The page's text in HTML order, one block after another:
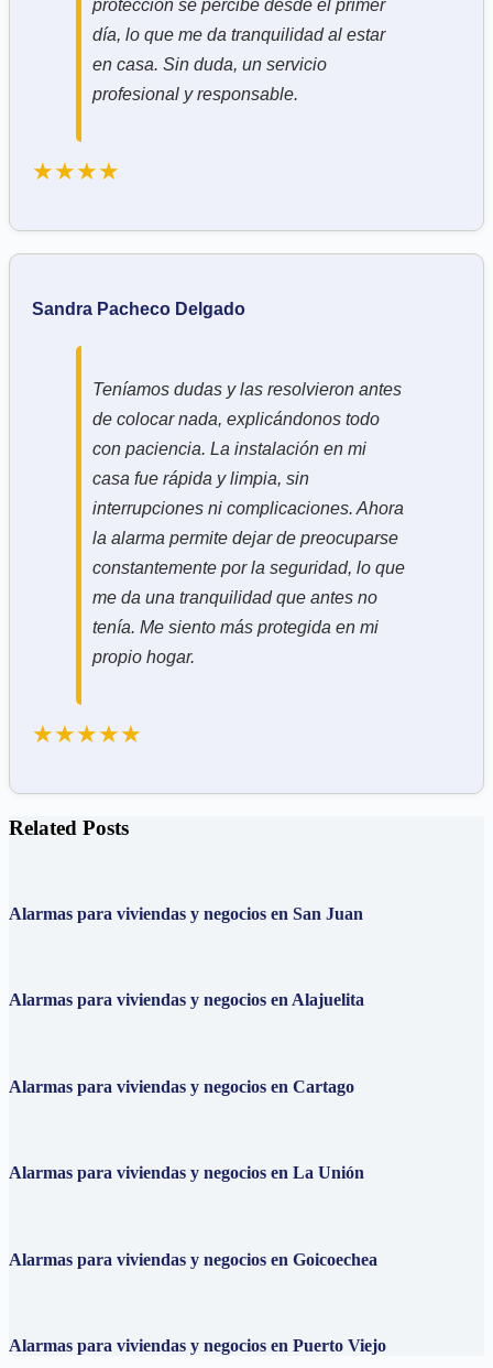
protección se percibe desde el primer
día, lo que me da tranquilidad al estar
en casa. Sin duda, un servicio
profesional y responsable.
★★★★
Sandra Pacheco Delgado
Teníamos dudas y las resolvieron antes
de colocar nada, explicándonos todo
con paciencia. La instalación en mi
casa fue rápida y limpia, sin
interrupciones ni complicaciones. Ahora
la alarma permite dejar de preocuparse
constantemente por la seguridad, lo que
me da una tranquilidad que antes no
tenía. Me siento más protegida en mi
propio hogar.
★★★★★
Related Posts
Alarmas para viviendas y negocios en San Juan
Alarmas para viviendas y negocios en Alajuelita
Alarmas para viviendas y negocios en Cartago
Alarmas para viviendas y negocios en La Unión
Alarmas para viviendas y negocios en Goicoechea
Alarmas para viviendas y negocios en Puerto Viejo